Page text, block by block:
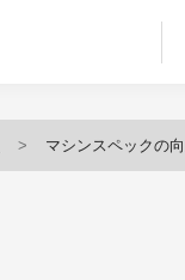
マシンスペックの向上によりDaVinci Resolve